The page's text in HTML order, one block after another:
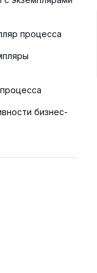
процесса
бизнес-